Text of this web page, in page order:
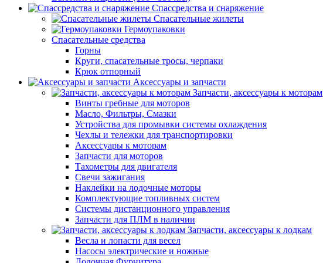
Спассредства и снаряжение
Спасательные жилеты
Гермоупаковки
Спасательные средства
Горны
Круги, спасательные тросы, черпаки
Крюк отпорный
Аксессуары и запчасти
Запчасти, аксессуары к моторам
Винты гребные для моторов
Масло, Фильтры, Смазки
Устройства для промывки системы охлаждения
Чехлы и тележки для транспортировки
Аксессуары к моторам
Запчасти для моторов
Тахометры для двигателя
Свечи зажигания
Наклейки на лодочные моторы
Комплектующие топливных систем
Системы дистанционного управления
Запчасти для ПЛМ в наличии
Запчасти, аксессуары к лодкам
Весла и лопасти для весел
Насосы электрические и ножные